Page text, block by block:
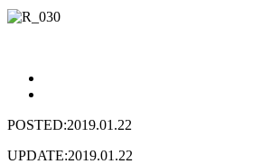
POSTED:2019.01.22
UPDATE:2019.01.22